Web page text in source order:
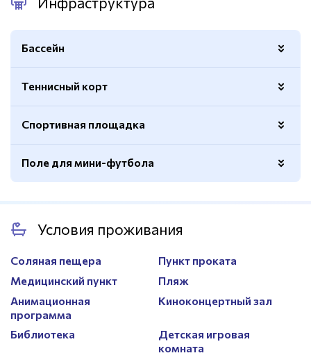
Бассейн
Количество дорожек
Теннисный корт
Покрытие
Резиновое
Спортивная площадка
Покрытие
Резиновое
Ограждение
Есть
Волейбольная сетка
Сетка для бадминтона
Есть
Поле для мини-футбола
Трибуны
Есть
Условия проживания
Соляная пещера
Пункт проката
Медицинский пункт
Пляж
Анимационная
программа
Киноконцертный зал
Библиотека
Детская игровая
комната